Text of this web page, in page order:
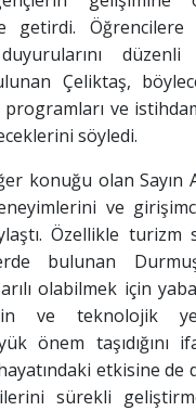
getirdi. Öğrencilere
Çeliktaş,
programları ve
söyledi.
konuğu olan Sayın
ve
Özellikle turizm
bulunan
olabilmek için
ve teknolojik
önem taşıdığını
etkisine de
sürekli